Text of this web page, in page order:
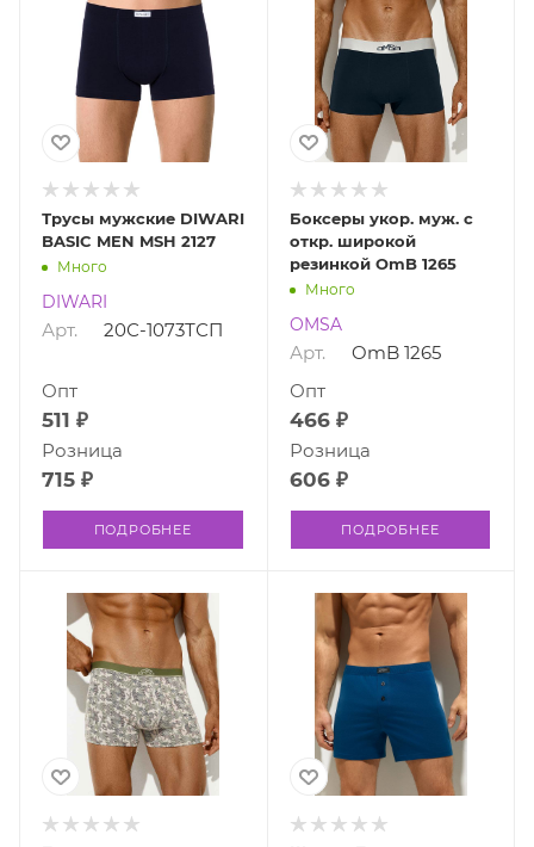
Трусы мужские DIWARI
BASIC MEN MSH 2127
Много
DIWARI
Арт. 20С-1073ТСП
511 ₽
Опт
715 ₽
Розница
ПОДРОБНЕЕ
Боксеры укор. муж. с
откр. широкой
резинкой OmB 1265
Много
OMSA
Арт. OmB 1265
466 ₽
Опт
606 ₽
Розница
ПОДРОБНЕЕ